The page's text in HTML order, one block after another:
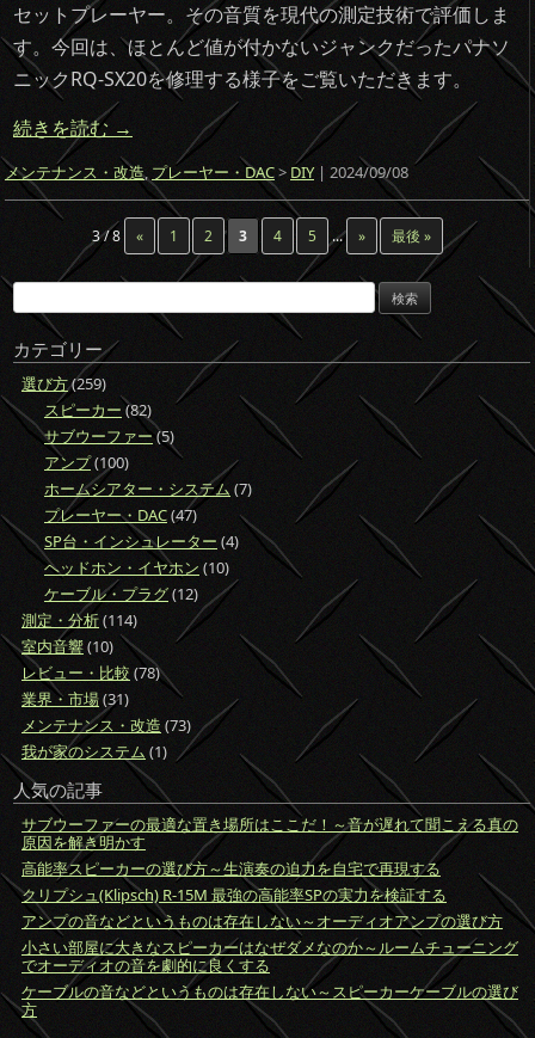
セットプレーヤー。その音質を現代の測定技術で評価しま
す。今回は、ほとんど値が付かないジャンクだったパナソ
ニックRQ-SX20を修理する様子をご覧いただきます。
続きを読む →
メンテナンス・改造, プレーヤー・DAC> DIY| 2024/09/08
3 / 8 « 1 2 3 4 5 ... » 最後 »
検
索:
カテゴリー
選び方(259)
スピーカー (82)
サブウーファー(5)
アンプ(100)
ホームシアター・システム (7)
プレーヤー・DAC(47)
SP台・インシュレーター (4)
ヘッドホン・イヤホン (10)
ケーブル・プラグ(12)
測定・分析(114)
室内音響(10)
レビュー・比較 (78)
業界・市場(31)
メンテナンス・改造 (73)
我が家のシステム (1)
人気の記事
サブウーファーの最適な置き場所はここだ！～音が遅れて聞こえる真の
原因を解き明かす
高能率スピーカーの選び方～生演奏の迫力を自宅で再現する
クリプシュ(Klipsch) R-15M 最強の高能率SPの実力を検証する
アンプの音などというものは存在しない～オーディオアンプの選び方
小さい部屋に大きなスピーカーはなぜダメなのか～ルームチューニング
でオーディオの音を劇的に良くする
ケーブルの音などというものは存在しない～スピーカーケーブルの選び
方